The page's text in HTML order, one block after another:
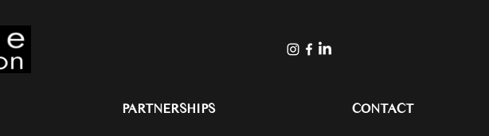
PARTNERSHIPS CONTACT